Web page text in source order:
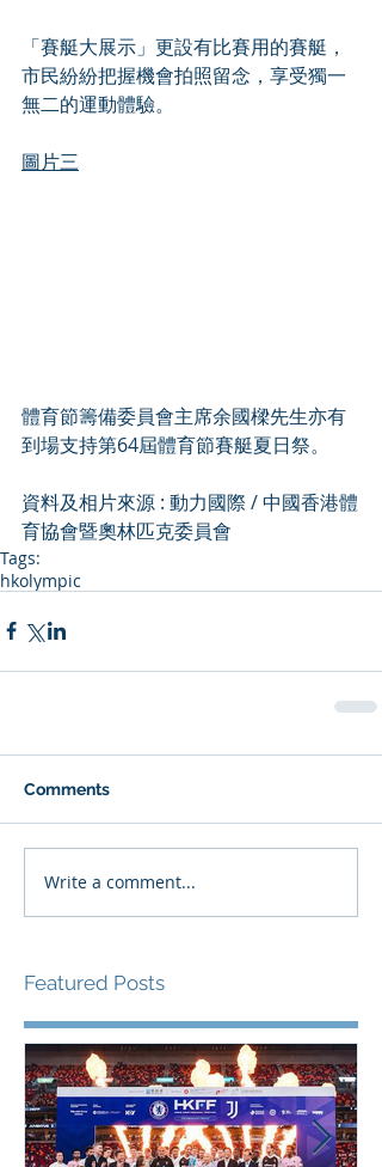
「賽艇大展示」更設有比賽用的賽艇，
市民紛紛把握機會拍照留念，享受獨一
無二的運動體驗。
圖片三
體育節籌備委員會主席余國樑先生亦有
到場支持第64屆體育節賽艇夏日祭。
資料及相片來源 : 動力國際 / 中國香港體
育協會暨奧林匹克委員會
Tags:
hkolympic
Comments
Write a comment...
Featured Posts